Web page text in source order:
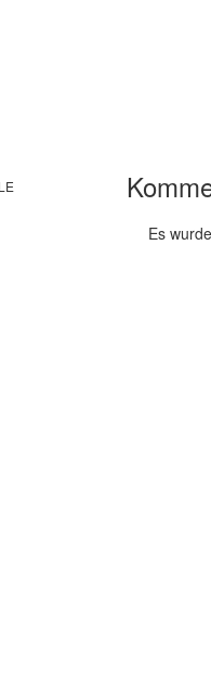
Es